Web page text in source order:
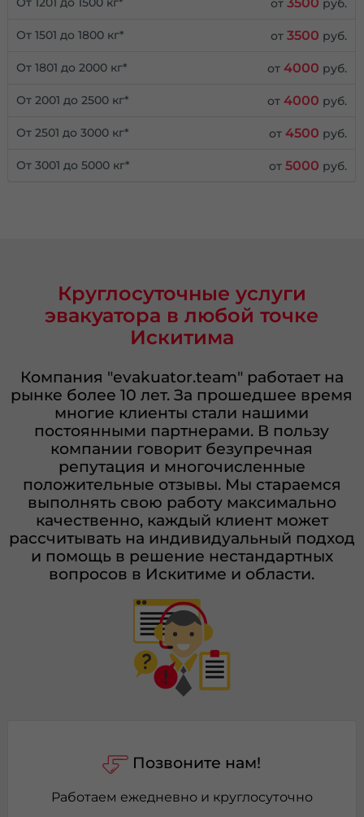
от руб.
От 1501 до 1800 кг* от3500 руб.
От 1801 до 2000 кг* от4000 руб.
От 2001 до 2500 кг* от4000 руб.
От 2501 до 3000 кг* от4500 руб.
От 3001 до 5000 кг* от5000 руб.
Круглосуточные услуги
эвакуатора в любой точке
Искитима
Компания "evakuator.team" работает на
рынке более 10 лет. За прошедшее время
многие клиенты стали нашими
постоянными партнерами. В пользу
компании говорит безупречная
репутация и многочисленные
положительные отзывы. Мы стараемся
выполнять свою работу максимально
качественно, каждый клиент может
рассчитывать на индивидуальный подход
и помощь в решение нестандартных
вопросов в Искитиме и области.
Позвоните нам!
Работаем ежедневно и круглосуточно